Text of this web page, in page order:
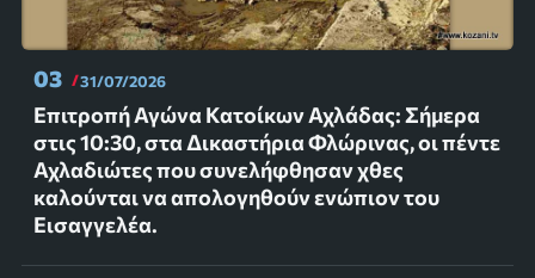
03 31/07/2026
Επιτροπή Αγώνα Κατοίκων Αχλάδας: Σήμερα
στις 10:30, στα Δικαστήρια Φλώρινας, οι πέντε
Αχλαδιώτες που συνελήφθησαν χθες
καλούνται να απολογηθούν ενώπιον του
Εισαγγελέα.